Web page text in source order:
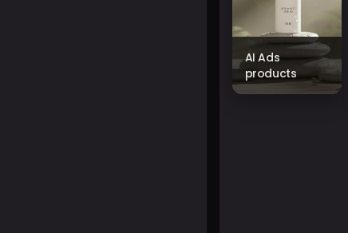
AI Ads
products